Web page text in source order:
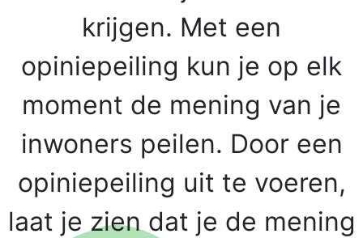
krijgen. Met een
opiniepeiling kun je op elk
moment de mening van je
inwoners peilen. Door een
opiniepeiling uit te voeren,
laat je zien dat je de mening